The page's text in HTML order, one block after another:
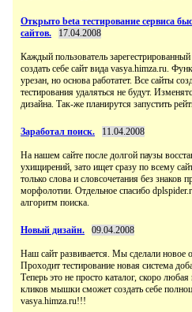
Открыто beta тестирование сервиса
сайтов.
17.04.2008
Каждый пользователь
создать себе сайт вида vasya.himza.ru.
урезан, но основа работатет. Все сайты
тестирования удаляться не будут.
дизайна. Так-же планирутся запустить
Заработал поиск. 11.04.2008
На нашем сайте после долгой паузы
ухищирений, зато ищет сразу по всему
только слова и словсочетания без знаков
морфолотии. Отдельное спасибо
алгоритм поиска.
Новый дизайн. 09.04.2008
Наш сайт развивается. Мы сделали новое
Проходит тестирование новая система
Теперь это не просто каталог, скоро
кликов мышки сможет создать себе
vasya.himza.ru!!!